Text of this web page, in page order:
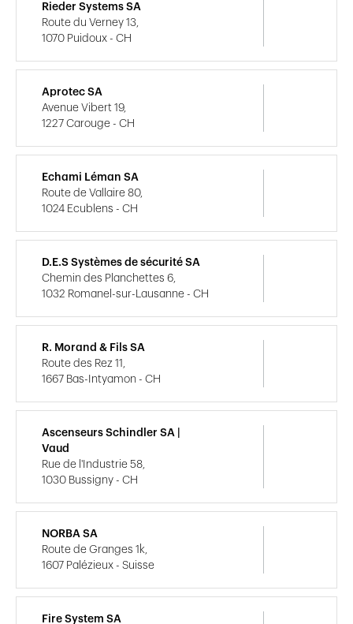
Rieder Systems SA
Route du Verney 13,
1070 Puidoux - CH
Aprotec SA
Avenue Vibert 19,
1227 Carouge - CH
Echami Léman SA
Route de Vallaire 80,
1024 Ecublens - CH
D.E.S Systèmes de sécurité SA
Chemin des Planchettes 6,
1032 Romanel-sur-Lausanne - CH
R. Morand & Fils SA
Route des Rez 11,
1667 Bas-Intyamon - CH
Ascenseurs Schindler SA |
Vaud
Rue de l'Industrie 58,
1030 Bussigny - CH
NORBA SA
Route de Granges 1k,
1607 Palézieux - Suisse
Fire System SA